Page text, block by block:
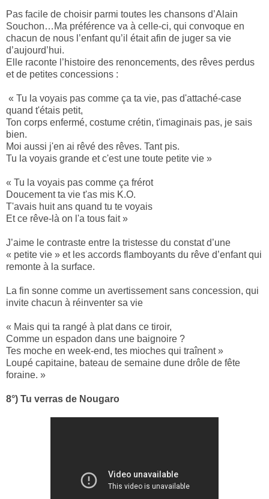
Pas facile de choisir parmi toutes les chansons d’Alain
Souchon…Ma préférence va à celle-ci, qui convoque en
chacun de nous l’enfant qu’il était afin de juger sa vie
d’aujourd’hui.
Elle raconte l’histoire des renoncements, des rêves perdus
et de petites concessions :
« Tu la voyais pas comme ça ta vie, pas d'attaché-case
quand t'étais petit,
Ton corps enfermé, costume crétin, t'imaginais pas, je sais
bien.
Moi aussi j'en ai rêvé des rêves. Tant pis.
Tu la voyais grande et c'est une toute petite vie »
« Tu la voyais pas comme ça frérot
Doucement ta vie t'as mis K.O.
T'avais huit ans quand tu te voyais
Et ce rêve-là on l'a tous fait »
J’aime le contraste entre la tristesse du constat d’une
« petite vie » et les accords flamboyants du rêve d’enfant qui
remonte à la surface.
La fin sonne comme un avertissement sans concession, qui
invite chacun à réinventer sa vie
« Mais qui ta rangé à plat dans ce tiroir,
Comme un espadon dans une baignoire ?
Tes moche en week-end, tes mioches qui traînent »
Loupé capitaine, bateau de semaine dune drôle de fête
foraine. »
8°) Tu verras de Nougaro